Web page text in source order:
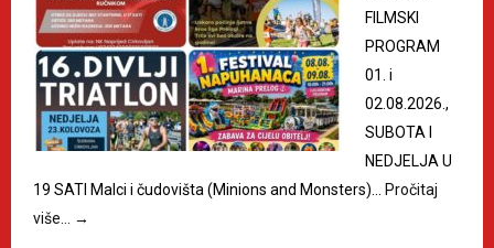
FILMSKI
PROGRAM
01. i
02.08.2026.,
SUBOTA I
NEDJELJA U
19 SATI Malci i čudovišta (Minions and Monsters)…
Pročitaj
više…
→